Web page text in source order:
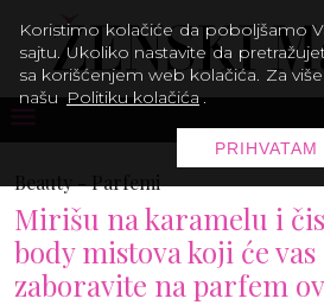
Beauty -Parfemi
Mirišu na karamelu i
body mistova koji će
zaboravite na parfem
Koristimo kolačiće da poboljšamo
sajtu. Ukoliko nastavite da
sa korišćenjem web kolačića. Za
našu Politiku kolačića .
PRIHVATAM